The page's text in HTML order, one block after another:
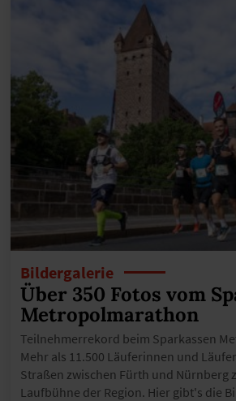
Bildergalerie
Über 350 Fotos vom
Metropolmarathon
Teilnehmerrekord beim Sparkassen
Mehr als 11.500 Läuferinnen und
Straßen zwischen Fürth und Nürnberg
Laufbühne der Region. Hier gibt's die